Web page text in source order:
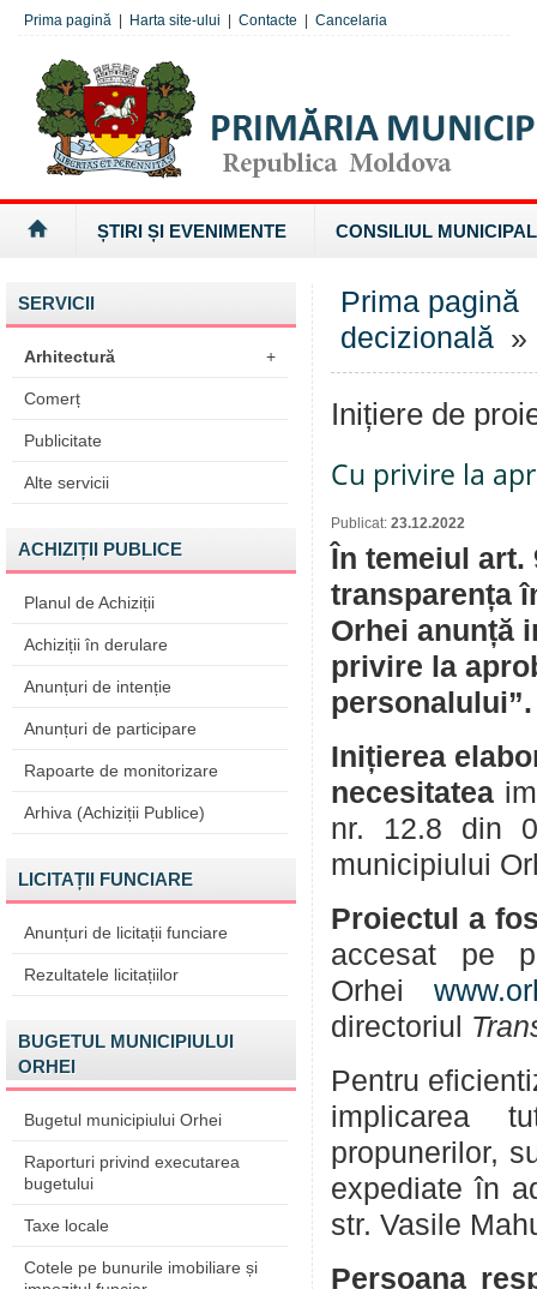
Prima pagină Harta site-ului Contacte Cancelaria
ȘTIRI ȘI EVENIMENTE CONSILIUL MUNICIPAL
SERVICII
Arhitectură +
Comerț
Publicitate
Alte servicii
ACHIZIȚII PUBLICE
Planul de Achiziții
Achiziții în derulare
Anunțuri de intenție
Anunțuri de participare
Rapoarte de monitorizare
Arhiva (Achiziții Publice)
LICITAȚII FUNCIARE
Anunțuri de licitații funciare
Rezultatele licitațiilor
BUGETUL MUNICIPIULUI
ORHEI
Bugetul municipiului Orhei
Raporturi privind executarea
bugetului
Taxe locale
Cotele pe bunurile imobiliare și
Prima pagină
decizională »
Inițiere de
Cu privire la
Publicat: 23.12.2022
În temeiul art.
transparența
Orhei anunță
privire la
personalului”.
Inițierea
necesitatea
nr. 12.8 din
municipiului
Proiectul a
accesat pe
Orhei
directoriul
Pentru
implicarea
propunerilor,
expediate în
str. Vasile
Persoana